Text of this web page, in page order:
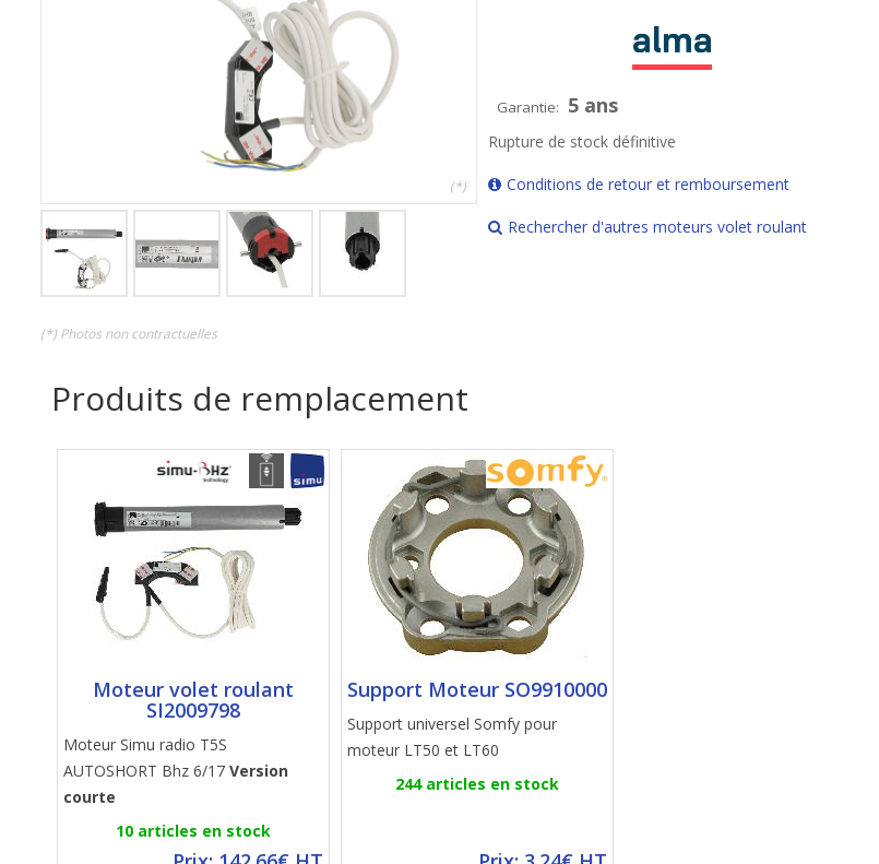
(*)
(*) Photos non contractuelles
Garantie: 5 ans
Rupture de stock définitive
Conditions de retour et remboursement
Rechercher d'autres moteurs volet roulant
Produits de remplacement
Moteur volet roulant
SI2009798
Moteur Simu radio T5S
AUTOSHORT Bhz 6/17 Version
courte
10 articles en stock
Support Moteur SO9910000
Support universel Somfy pour
moteur LT50 et LT60
244 articles en stock